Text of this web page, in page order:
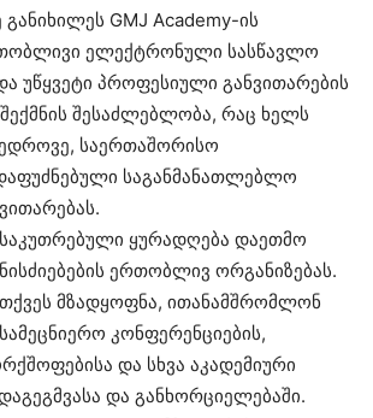
განიხილეს GMJ Academy-ის
ელექტრონული სასწავლო
უწყვეტი პროფესიული განვითარების
შექმნის შესაძლებლობა, რაც ხელს
საერთაშორისო
საგანმანათლებლო
ყურადღება დაეთმო
ერთობლივ ორგანიზებას.
მზადყოფნა, ითანამშრომლონ
კონფერენციების,
და სხვა აკადემიური
და განხორციელებაში.